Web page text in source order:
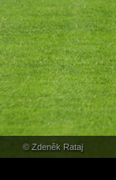
© Zdeněk Rataj